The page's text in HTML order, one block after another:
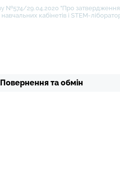
№574/29.04.2020 "Про затвердження
кабінетів і STEM-
Повернення та обмін